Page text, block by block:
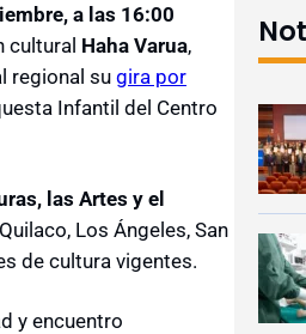
a las 16:00
cultural Haha Varua,
regional su gira por
Infantil del Centro
las Artes y el
Los Ángeles, San
de cultura vigentes.
y encuentro